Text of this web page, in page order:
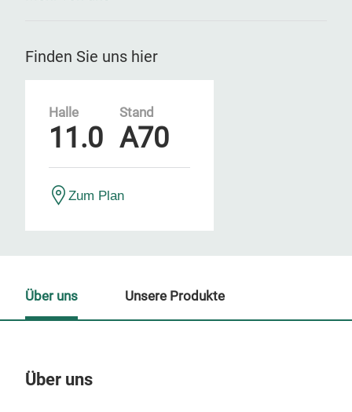
Finden Sie uns hier
Halle
11.0
Stand
A70
Zum Plan
Über uns
Über uns Unsere Produkte